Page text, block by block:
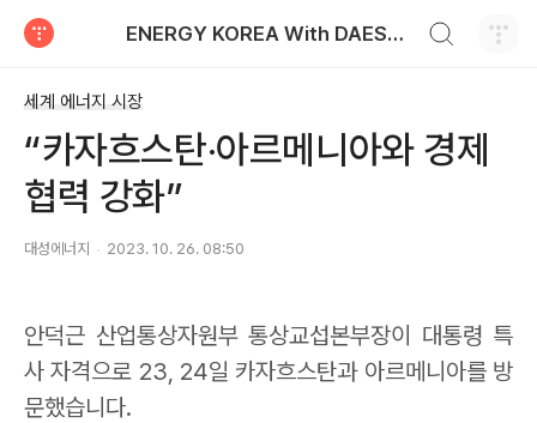
ENERGY KOREA With DAESUNG ENERGY
세계 에너지 시장
“카자흐스탄‧아르메니아와 경제
협력 강화”
대성에너지 2023. 10. 26. 08:50
안덕근 산업통상자원부 통상교섭본부장이 대통령 특
사 자격으로 23, 24일 카자흐스탄과 아르메니아를 방
문했습니다.